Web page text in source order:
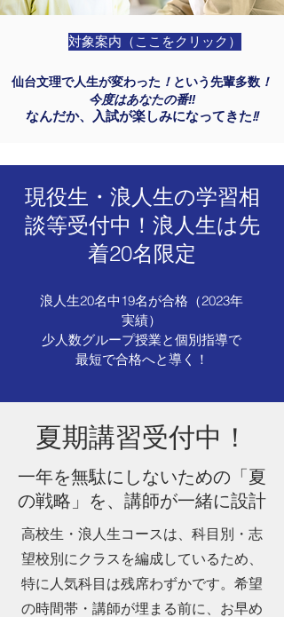
対象案内（ここをクリック）
仙台文理で人生が変わった ！ という先輩多数 ！
今度はあなたの番‼
なんだか、入試が楽しみになってきた!!
現役生・浪人生の学習相
談等受付中！浪人生は先
着20名限定
浪人生20名中19名が合格（2023年
実績）
少人数グループ授業と個別指導で
最短で合格へと導く！
夏期講習受付中！
一年を無駄にしないための「夏
の戦略」を、講師が一緒に設計
高校生・浪人生コースは、科目別・志
望校別にクラスを編成しているため、
特に人気科目は残席わずかです。希望
の時間帯・講師が埋まる前に、お早め